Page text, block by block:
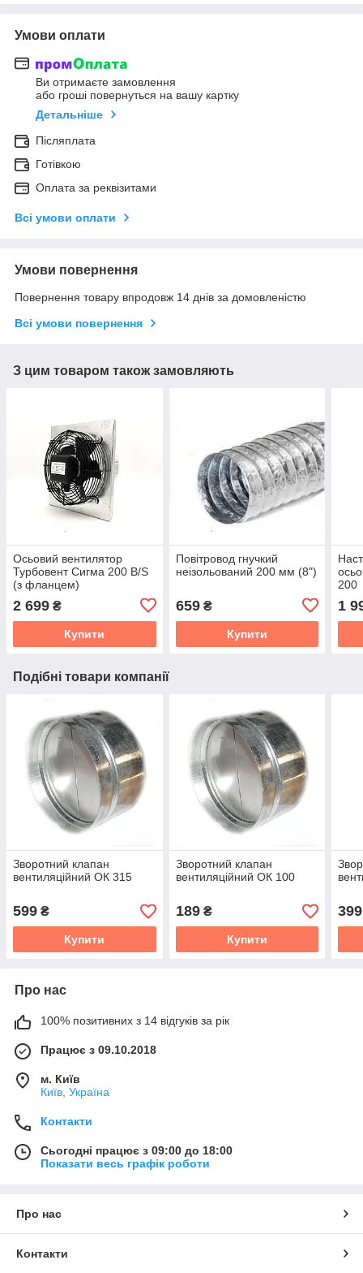
Умови оплати
Ви отримаєте замовлення
або гроші повернуться на вашу картку
Детальніше
Післяплата
Готівкою
Оплата за реквізитами
Всі умови оплати
Умови повернення
Повернення товару впродовж 14 днів за домовленістю
Всі умови повернення
З цим товаром також замовляють
Осьовий вентилятор
Турбовент Сигма 200 B/S
(з фланцем)
2 699 ₴
Купити
Повітровод гнучкий
неізольований 200 мм (8")
659₴
Купити
200
1
Подібні товари компанії
Зворотний клапан
вентиляційний ОК 315
599 ₴
Купити
Зворотний клапан
вентиляційний ОК 100
189₴
Купити
399
Про нас
100% позитивних з 14 відгуків за рік
Працює з 09.10.2018
м. Київ
Київ, Україна
Контакти
Сьогодні працює з 09:00 до 18:00
Показати весь графік роботи
Про нас
Контакти